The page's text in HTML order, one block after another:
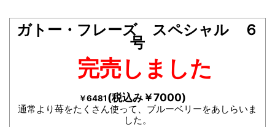
ガトー・フレーズ スペシャル ６
号
完売しました
￥6481(税込み￥7000)
通常より苺をたくさん使って、ブルーベリーをあしらいま
した。